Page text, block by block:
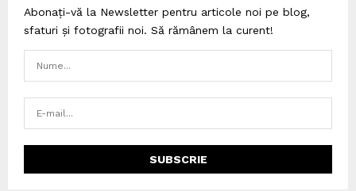
Abonați-vă la Newsletter pentru articole noi pe blog,
sfaturi și fotografii noi. Să rămânem la curent!